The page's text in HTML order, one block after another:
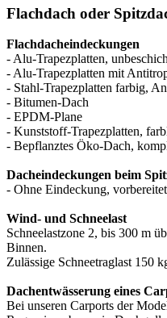
Flachdach oder
Flachdacheindeckungen
- Alu-Trapezplatten,
- Alu-Trapezplatten mit
- Stahl-Trapezplatten farbig,
- Bitumen-Dach
- EPDM-Plane
- Kunststoff-Trapezplatten,
- Bepflanztes Öko-Dach,
Dacheindeckungen beim
- Ohne Eindeckung,
Wind- und Schneelast
Schneelastzone 2, bis 300 m
Binnen.
Zulässige Schneetraglast 150
Dachentwässerung eines
Bei unseren Carports der